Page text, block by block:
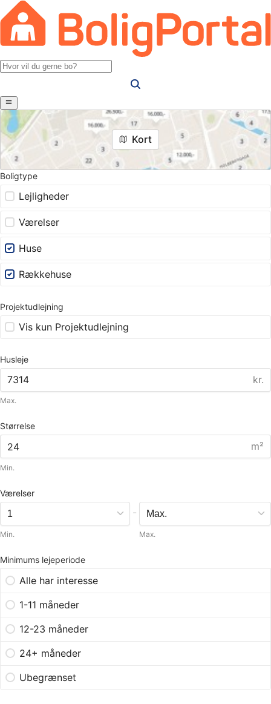
Kort
Boligtype
Lejligheder
Værelser
Huse
Rækkehuse
Projektudlejning
Vis kun Projektudlejning
Husleje
kr.
Max.
Størrelse
m²
Min.
Værelser
Min.
-
Max.
Minimums lejeperiode
Alle har interesse
1-11 måneder
12-23 måneder
24+ måneder
Ubegrænset